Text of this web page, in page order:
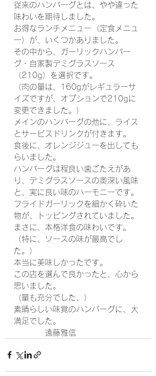
従来のハンバーグとは、やや違った
味わいを期待しました。
お得なランチメニュー（定食メニュ
ー）が、いくつかありました。
その中から、ガーリックハンバー
グ・自家製デミグラスソース
（210g）を選択です。
（肉の量は、160gがレギュラーサ
イズですが、オプションで210gに
変更できました。）
メインのハンバーグの他に、ライス
とサービスドリンクが付きます。
食後に、オレンジジューを出しても
らいました。
ハンバーグは程良い歯ごたえがあ
り、デミグラスソースの奥深い風味
と、実に良い味のハーモニーです。
フライドガーリックを細かく砕いた
物が、トッピングされていました。
まさに、本格洋食の味わいです。
（特に、ソースの味が最高でし
た。）
本当に美味しかったです。
この店を選んで良かったと、心から
思いました。
（量も充分でした、）
素晴らしい味覚のハンバーグに、大
満足でした。
遠藤雅信